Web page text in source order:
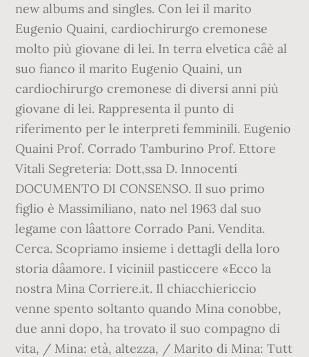
new albums and singles. Con lei il marito
Eugenio Quaini, cardiochirurgo cremonese
molto più giovane di lei. In terra elvetica câè al
suo fianco il marito Eugenio Quaini, un
cardiochirurgo cremonese di diversi anni più
giovane di lei. Rappresenta il punto di
riferimento per le interpreti femminili. Eugenio
Quaini Prof. Corrado Tamburino Prof. Ettore
Vitali Segreteria: Dott,ssa D. Innocenti
DOCUMENTO DI CONSENSO. Il suo primo
figlio è Massimiliano, nato nel 1963 dal suo
legame con lâattore Corrado Pani. Vendita.
Cerca. Scopriamo insieme i dettagli della loro
storia dâamore. I viciniil pasticcere «Ecco la
nostra Mina Corriere.it. Il chiacchiericcio
venne spento soltanto quando Mina conobbe,
due anni dopo, ha trovato il suo compagno di
vita, / Mina: età, altezza, / Marito di Mina: Tutt